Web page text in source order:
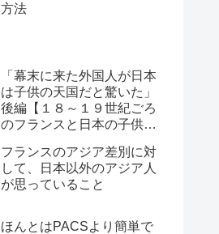
方法
「幕末に来た外国人が日本
は子供の天国だと驚いた」
後編【１８～１９世紀ごろ
のフランスと日本の子供の
フランスのアジア差別に対
して、日本以外のアジア人
が思っていること
ほんとはPACSより簡単で